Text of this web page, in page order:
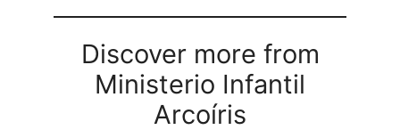
Discover more from
Ministerio Infantil
Arcoíris